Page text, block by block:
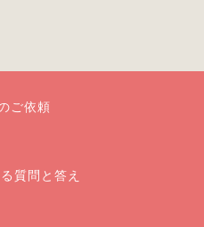
ご依頼
質問と答え